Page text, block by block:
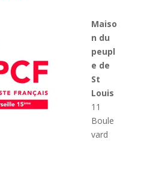
Maiso
n du
peupl
e de
St
Louis
11
Boule
vard